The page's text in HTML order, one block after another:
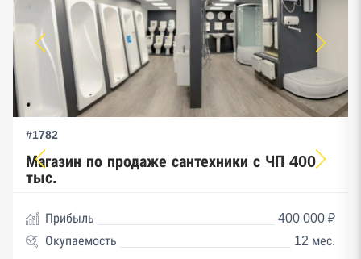
#1782
Магазин по продаже сантехники с ЧП 400
тыс.
Прибыль
400 000 ₽
Окупаемость
12 мес.